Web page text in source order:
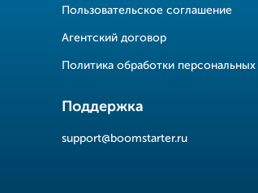
Пользовательское соглашение
Агентский договор
Политика обработки
Поддержка
support@boomstarter.ru